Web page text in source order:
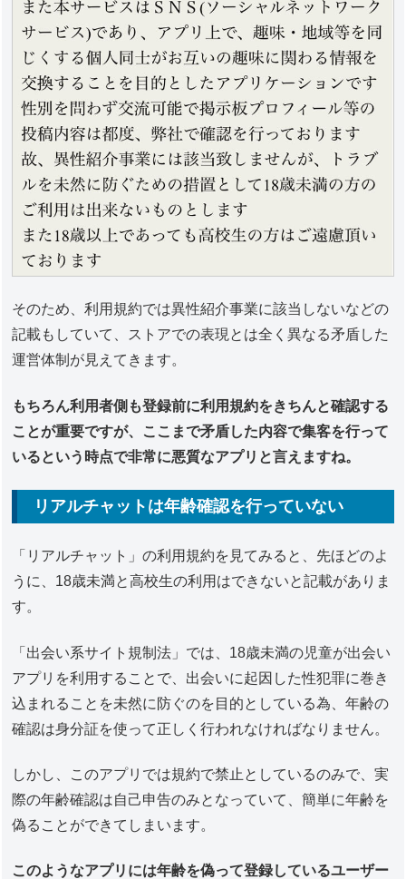
そのため、利用規約では異性紹介事業に該当しないなどの
記載もしていて、ストアでの表現とは全く異なる矛盾した
運営体制が見えてきます。
もちろん利用者側も登録前に利用規約をきちんと確認する
ことが重要ですが、ここまで矛盾した内容で集客を行って
いるという時点で非常に悪質なアプリと言えますね。
リアルチャットは年齢確認を行っていない
「リアルチャット」の利用規約を見てみると、先ほどのよ
うに、18歳未満と高校生の利用はできないと記載がありま
す。
「出会い系サイト規制法」では、18歳未満の児童が出会い
アプリを利用することで、出会いに起因した性犯罪に巻き
込まれることを未然に防ぐのを目的としている為、年齢の
確認は身分証を使って正しく行われなければなりません。
しかし、このアプリでは規約で禁止としているのみで、実
際の年齢確認は自己申告のみとなっていて、簡単に年齢を
偽ることができてしまいます。
このようなアプリには年齢を偽って登録しているユーザー